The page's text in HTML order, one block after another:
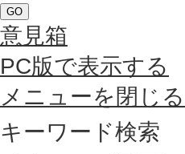
GO
意見箱
PC版で表示する
メニューを閉じる
キーワード検索